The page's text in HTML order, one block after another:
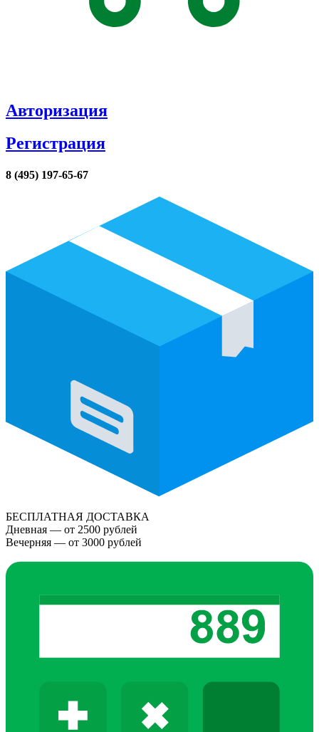
Авторизация
Регистрация
8 (495) 197-65-67
БЕСПЛАТНАЯ ДОСТАВКА
Дневная — от 2500 рублей
Вечерняя — от 3000 рублей